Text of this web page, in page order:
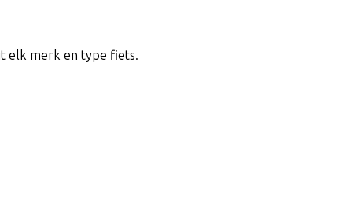
elk merk en type fiets.